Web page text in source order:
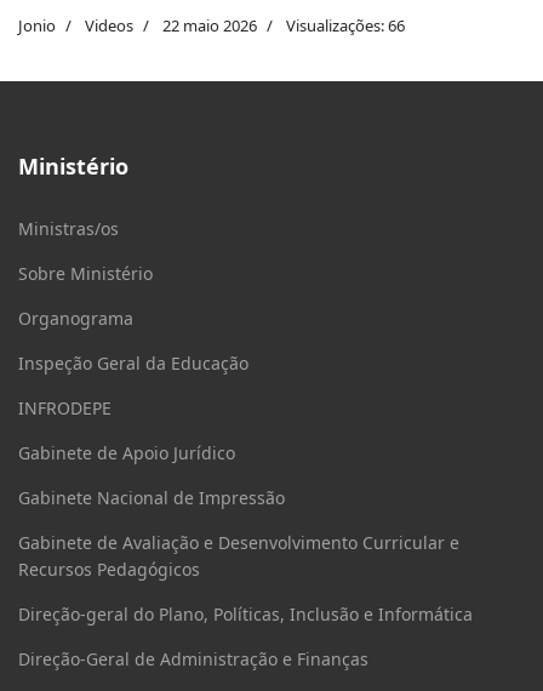
Jonio Videos 22 maio 2026 Visualizações: 66
Ministério
Ministras/os
Sobre Ministério
Organograma
Inspeção Geral da Educação
INFRODEPE
Gabinete de Apoio Jurídico
Gabinete Nacional de Impressão
Gabinete de Avaliação e Desenvolvimento Curricular e
Recursos Pedagógicos
Direção-geral do Plano, Políticas, Inclusão e Informática
Direção-Geral de Administração e Finanças